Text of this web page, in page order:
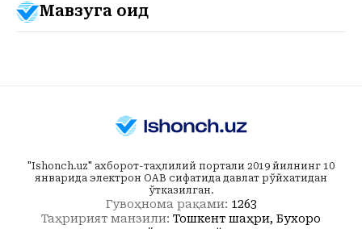
Мавзуга оид
"Ishonch.uz" ахборот-таҳлилий портали 2019 йилнинг 10
январида электрон ОАВ сифатида давлат рўйхатидан
ўтказилган.
Гувоҳнома рақами: 1263
Таҳририят манзили: Тошкент шаҳри, Бухоро